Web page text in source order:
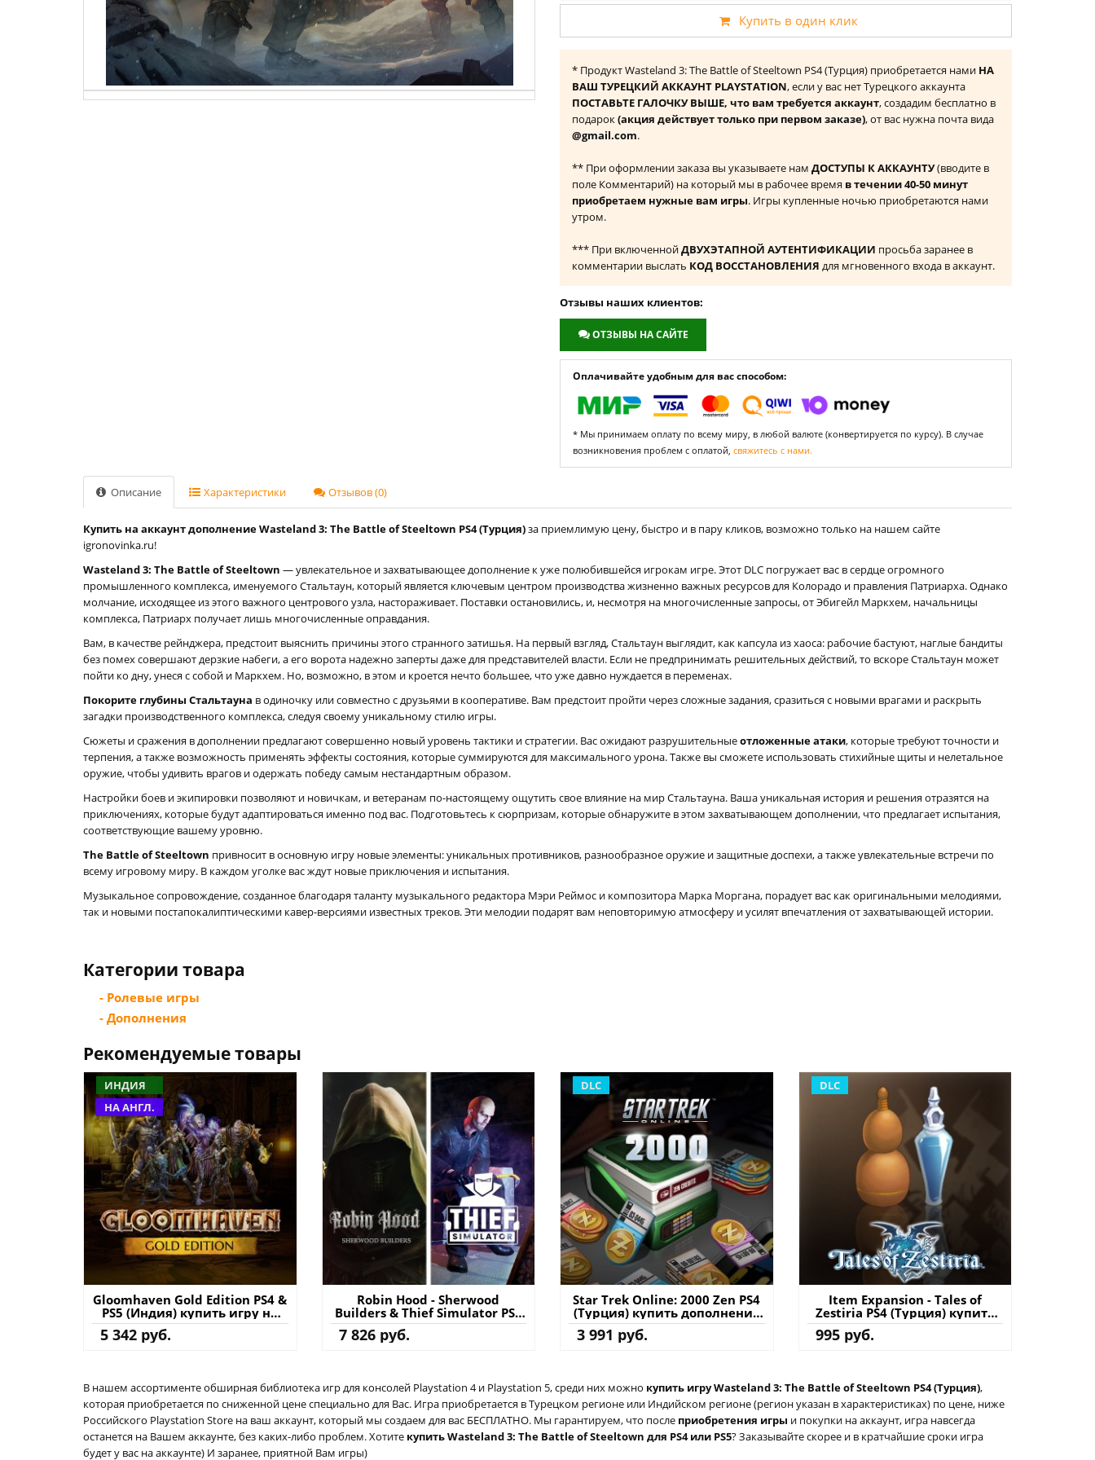
Купить в один клик
* Продукт Wasteland 3: The Battle of Steeltown PS4 (Турция) приобретается нами НА
ВАШ ТУРЕЦКИЙ АККАУНТ PLAYSTATION, если у вас нет Турецкого аккаунта
ПОСТАВЬТЕ ГАЛОЧКУ ВЫШЕ, что вам требуется аккаунт, создадим бесплатно в
подарок(акция действует только при первом заказе), от вас нужна почта вида
@gmail.com.
** При оформлении заказа вы указываете нам ДОСТУПЫ К АККАУНТУ(вводите в
поле Комментарий) на который мы в рабочее время в течении 40-50 минут
приобретаем нужные вам игры. Игры купленные ночью приобретаются нами
утром.
*** При включеннойДВУХЭТАПНОЙ АУТЕНТИФИКАЦИИ просьба заранее в
комментарии выслать КОД ВОССТАНОВЛЕНИЯ для мгновенного входа в аккаунт.
Отзывы наших клиентов:
ОТЗЫВЫ НА САЙТЕ
Оплачивайте удобным для вас способом:
* Мы принимаем оплату по всему миру, в любой валюте (конвертируется по курсу). В случае
возникновения проблем с оплатой, свяжитесь с нами.
Описание Характеристики Отзывов (0)
Купить на аккаунт дополнение Wasteland 3: The Battle of Steeltown PS4 (Турция)за приемлимую цену, быстро и в пару кликов, возможно только на нашем сайте
igronovinka.ru!
Wasteland 3: The Battle of Steeltown — увлекательное и захватывающее дополнение к уже полюбившейся игрокам игре. Этот DLC погружает вас в сердце огромного
промышленного комплекса, именуемого Стальтаун, который является ключевым центром производства жизненно важных ресурсов для Колорадо и правления Патриарха. Однако
молчание, исходящее из этого важного центрового узла, настораживает. Поставки остановились, и, несмотря на многочисленные запросы, от Эбигейл Маркхем, начальницы
комплекса, Патриарх получает лишь многочисленные оправдания.
Вам, в качестве рейнджера, предстоит выяснить причины этого странного затишья. На первый взгляд, Стальтаун выглядит, как капсула из хаоса: рабочие бастуют, наглые бандиты
без помех совершают дерзкие набеги, а его ворота надежно заперты даже для представителей власти. Если не предпринимать решительных действий, то вскоре Стальтаун может
пойти ко дну, унеся с собой и Маркхем. Но, возможно, в этом и кроется нечто большее, что уже давно нуждается в переменах.
Покорите глубины Стальтауна в одиночку или совместно с друзьями в кооперативе. Вам предстоит пройти через сложные задания, сразиться с новыми врагами и раскрыть
загадки производственного комплекса, следуя своему уникальному стилю игры.
Сюжеты и сражения в дополнении предлагают совершенно новый уровень тактики и стратегии. Вас ожидают разрушительныеотложенные атаки, которые требуют точности и
терпения, а также возможность применять эффекты состояния, которые суммируются для максимального урона. Также вы сможете использовать стихийные щиты и нелетальное
оружие, чтобы удивить врагов и одержать победу самым нестандартным образом.
Настройки боев и экипировки позволяют и новичкам, и ветеранам по-настоящему ощутить свое влияние на мир Стальтауна. Ваша уникальная история и решения отразятся на
приключениях, которые будут адаптироваться именно под вас. Подготовьтесь к сюрпризам, которые обнаружите в этом захватывающем дополнении, что предлагает испытания,
соответствующие вашему уровню.
The Battle of Steeltown привносит в основную игру новые элементы: уникальных противников, разнообразное оружие и защитные доспехи, а также увлекательные встречи по
всему игровому миру. В каждом уголке вас ждут новые приключения и испытания.
Музыкальное сопровождение, созданное благодаря таланту музыкального редактора Мэри Реймос и композитора Марка Моргана, порадует вас как оригинальными мелодиями,
так и новыми постапокалиптическими кавер-версиями известных треков. Эти мелодии подарят вам неповторимую атмосферу и усилят впечатления от захватывающей истории.
Категории товара
- Ролевые игры
- Дополнения
Рекомендуемые товары
ИНДИЯ
НА АНГЛ.
Gloomhaven Gold Edition PS4 &
PS5 (Индия) купить игру на
аккаунт
5 342 руб.
Robin Hood - Sherwood
Builders & Thief Simulator PS4
& PS5 (Турция) купить игру на
аккаунт
7 826 руб.
DLC
Star Trek Online: 2000 Zen PS4
(Турция) купить дополнение
на аккаунт
3 991 руб.
DLC
Item Expansion - Tales of
Zestiria PS4 (Турция) купить
дополнение на аккаунт
995 руб.
В нашем ассортименте обширная библиотека игр для консолей Playstation 4 и Playstation 5, среди них можно купить игру Wasteland 3: The Battle of Steeltown PS4 (Турция),
которая приобретается по сниженной цене специально для Вас. Игра приобретается в Турецком регионе или Индийском регионе (регион указан в характеристиках) по цене, ниже
Российского Playstation Store на ваш аккаунт, который мы создаем для вас БЕСПЛАТНО. Мы гарантируем, что после приобретения игры и покупки на аккаунт, игра навсегда
останется на Вашем аккаунте, без каких-либо проблем. Хотите купить Wasteland 3: The Battle of Steeltown для PS4 или PS5? Заказывайте скорее и в кратчайшие сроки игра
будет у вас на аккаунте) И заранее, приятной Вам игры)